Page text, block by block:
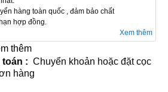
hàng toàn quốc , đảm bảo chất
hợp đồng.
Xem thêm
thêm
: Chuyển khoản hoặc đặt cọc
hàng